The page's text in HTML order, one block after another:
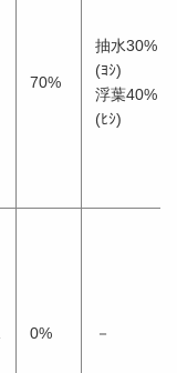
70%
抽水30%
(ﾖｼ)
浮葉40%
(ﾋｼ)
0% －